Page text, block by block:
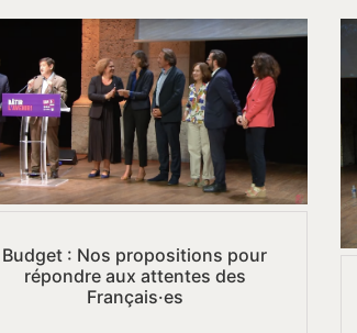
Budget : Nos propositions pour
répondre aux attentes des
Français·es